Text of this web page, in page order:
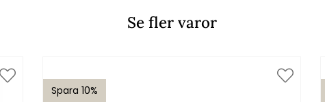
Se fler varor
Spara 10%